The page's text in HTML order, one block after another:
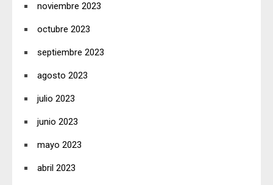
noviembre 2023
octubre 2023
septiembre 2023
agosto 2023
julio 2023
junio 2023
mayo 2023
abril 2023